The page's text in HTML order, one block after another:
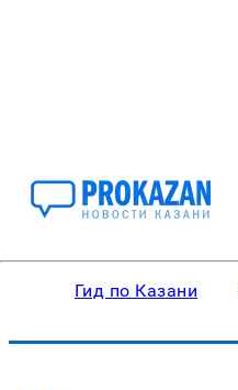
Гид по Казани